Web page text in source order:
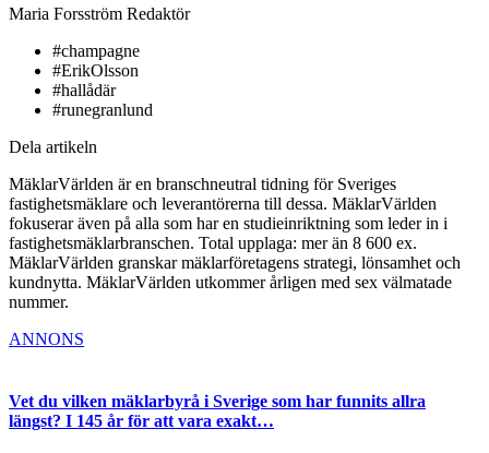
Maria Forsström Redaktör
#champagne
#ErikOlsson
#hallådär
#runegranlund
Dela artikeln
MäklarVärlden är en branschneutral tidning för Sveriges
fastighetsmäklare och leverantörerna till dessa. MäklarVärlden
fokuserar även på alla som har en studieinriktning som leder in i
fastighetsmäklarbranschen. Total upplaga: mer än 8 600 ex.
MäklarVärlden granskar mäklarföretagens strategi, lönsamhet och
kundnytta. MäklarVärlden utkommer årligen med sex välmatade
nummer.
ANNONS
Vet du vilken mäklarbyrå i Sverige som har funnits allra
längst? I 145 år för att vara exakt…